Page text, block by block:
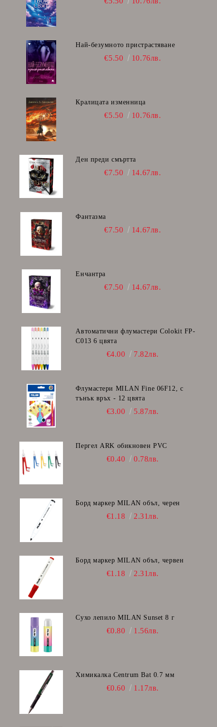
Най-безумното пристрастяване
€5.50 10.76лв.
Кралицата изменница
€5.50 10.76лв.
Ден преди смъртта
€7.50 14.67лв.
Фантазма
€7.50 14.67лв.
Енчантра
€7.50 14.67лв.
Автоматични флумастери Colokit FP-
C013 6 цвята
€4.00 7.82лв.
Флумастери MILAN Fine 06F12, с
тънък връх - 12 цвята
€3.00 5.87лв.
Пергел ARK обикновен PVC
€0.40 0.78лв.
Борд маркер MILAN объл, черен
€1.18 2.31лв.
Борд маркер MILAN объл, червен
€1.18 2.31лв.
Сухо лепило MILAN Sunset 8 г
€0.80 1.56лв.
Химикалка Centrum Bat 0.7 мм
€0.60 1.17лв.